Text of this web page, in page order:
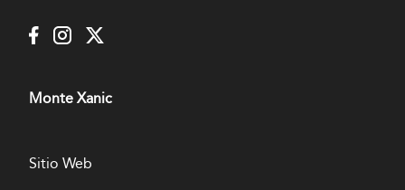
Monte Xanic
Sitio Web